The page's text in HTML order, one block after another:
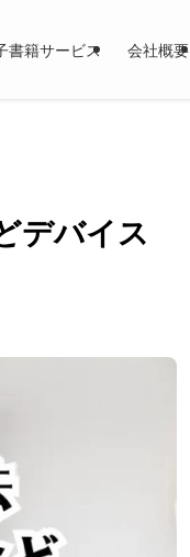
書籍サービス 会社概要
デバイス